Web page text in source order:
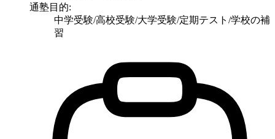
通塾目的:
中学受験/高校受験/大学受験/定期テスト/学校の補
習